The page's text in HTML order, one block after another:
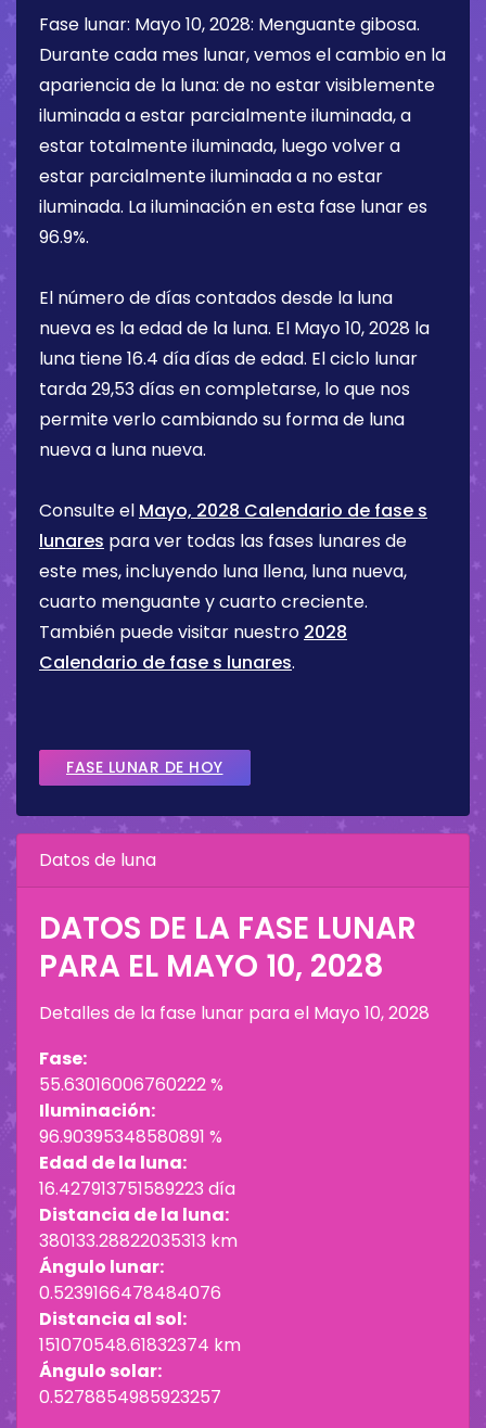
Fase lunar: Mayo 10, 2028: Menguante gibosa.
Durante cada mes lunar, vemos el cambio en la
apariencia de la luna: de no estar visiblemente
iluminada a estar parcialmente iluminada, a
estar totalmente iluminada, luego volver a
estar parcialmente iluminada a no estar
iluminada. La iluminación en esta fase lunar es
96.9%.
El número de días contados desde la luna
nueva es la edad de la luna. El Mayo 10, 2028 la
luna tiene16.4 díadías de edad. El ciclo lunar
tarda 29,53 días en completarse, lo que nos
permite verlo cambiando su forma de luna
nueva a luna nueva.
Consulte el Mayo, 2028 Calendario de fase s
lunares para ver todas las fases lunares de
este mes, incluyendo luna llena, luna nueva,
cuarto menguante y cuarto creciente.
También puede visitar nuestro 2028
Calendario de fase s lunares.
FASE LUNAR DE HOY
Datos de luna
DATOS DE LA FASE LUNAR
PARA EL MAYO 10, 2028
Detalles de la fase lunar para el Mayo 10, 2028
Fase:
55.63016006760222 %
Iluminación:
96.90395348580891 %
Edad de la luna:
16.427913751589223 día
Distancia de la luna:
380133.28822035313 km
Ángulo lunar:
0.5239166478484076
Distancia al sol:
151070548.61832374 km
Ángulo solar:
0.5278854985923257